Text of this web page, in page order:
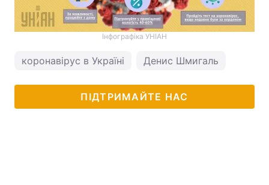
Інфографіка УНІАН
коронавірус в Україні Денис Шмигаль
ПІДТРИМАЙТЕ НАС